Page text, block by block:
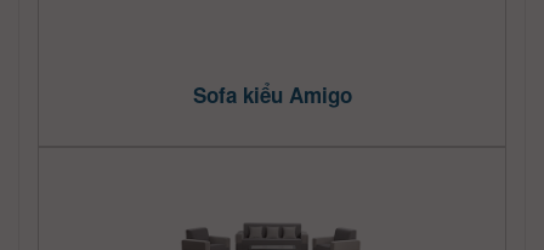
Sofa kiểu Amigo